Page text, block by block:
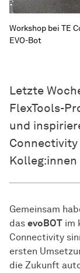
Workshop bei TE
EVO-Bot
Letzte
FlexTools-
und
Gemeinsam
das evoBOT im
Connectivity
ersten
die Zukunft